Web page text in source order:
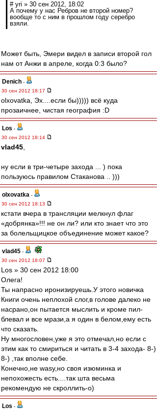
# yri » 30 сен 2012, 18:02
А почему у нас Ребров не второй номер?
вообще то с ним в прошлом году серебро
взяли.
Может быть, Эмери видел в записи второй гол
нам от Анжи в апреле, когда 0:3 было?
Denich -
30 сен 2012 18:17
olxovatka, Эх....если бы))))) всё куда
прозаичнее, чистая география :D
Los -
30 сен 2012 18:14
vlad45
ну если в три-четыре захода ... ) пока
пользуюсь правилом Стаканова .. )))
olxovatka -
30 сен 2012 18:13
кстати вчера в трансляции мелкнул флаг
«добрянка»!!! не он ли? или кто знает что это
за болельщицкое объединение может какое?
vlad45 -
30 сен 2012 18:07
Los » 30 сен 2012 18:00
Олега!
Ты напрасно иронизируешь.У этого новичка
Книги очень неплохой слог,в голове далеко не
насрано,он пытается мыслить и кроме пил-
блевал и все мрази,а я один в белом,ему есть
что сказать.
Ну многословен,уже я это отмечал,но если с
этим как то смириться и читать в 3-4 захода- 8-)
8-) ,так вполне себе.
Конечно,не wasy,но своя изюминка и
непохожесть есть....так шта весьма
рекомендую не скроллить-о)
Los -